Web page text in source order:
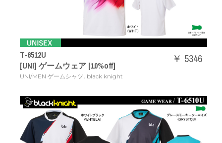
T-6512U
[UNI] ゲームウェア [10%off]
UNI/MEN ゲームシャツ, black knight
￥ 5346